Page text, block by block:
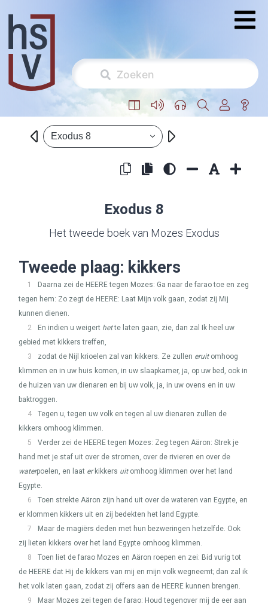
Exodus 8
Exodus 8
Het tweede boek van Mozes Exodus
Tweede plaag: kikkers
1 Daarna zei de HEEREtegen Mozes: Ga naar de farao toe en zeg
tegen hem: Zo zegt de HEERE: Laat Mijn volk gaan, zodat zij Mij
kunnen dienen.
2
En indien u weigert hette laten gaan, zie, dan zal Ik heel uw
gebied met kikkers treffen,
3
zodat de Nijl krioelen zal van kikkers. Ze zullen eruitomhoog
klimmen en in uw huis komen, in uw slaapkamer, ja, op uw bed, ook in
de huizen van uw dienaren en bij uw volk, ja, in uw ovens en in uw
baktroggen.
4
Tegen u, tegen uw volk en tegen al uw dienaren zullen de
kikkers omhoog klimmen.
5
Verder zei de HEEREtegen Mozes: Zeg tegen Aäron: Strek je
hand met je staf uit over de stromen, over de rivieren en over de
waterpoelen, en laat erkikkers uitomhoog klimmen over het land
Egypte.
6
Toen strekte Aäron zijn hand uit over de wateren van Egypte, en
er klommen kikkers uit en zij bedekten het land Egypte.
7
Maar de magiërs deden met hun bezweringen hetzelfde. Ook
zij lieten kikkers over het land Egypte omhoog klimmen.
8
Toen liet de farao Mozes en Aäron roepen en zei: Bid vurig tot
de HEERE dat Hij de kikkers van mij en mijn volk wegneemt; dan zal ik
het volk laten gaan, zodat zij offers aan de HEERE kunnen brengen.
9
Maar Mozes zei tegen de farao: Houd tegenover mij de eer aan